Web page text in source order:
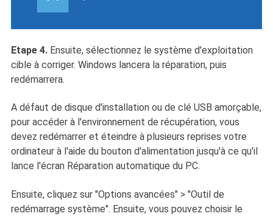
Etape 4. Ensuite, sélectionnez le système d'exploitation
cible à corriger. Windows lancera la réparation, puis
redémarrera.
A défaut de disque d'installation ou de clé USB amorçable,
pour accéder à l'environnement de récupération, vous
devez redémarrer et éteindre à plusieurs reprises votre
ordinateur à l'aide du bouton d'alimentation jusqu'à ce qu'il
lance l'écran Réparation automatique du PC.
Ensuite, cliquez sur "Options avancées" > "Outil de
redémarrage système". Ensuite, vous pouvez choisir le